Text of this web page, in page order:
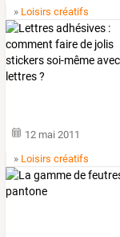
» Loisirs créatifs
12 mai 2011
» Loisirs créatifs